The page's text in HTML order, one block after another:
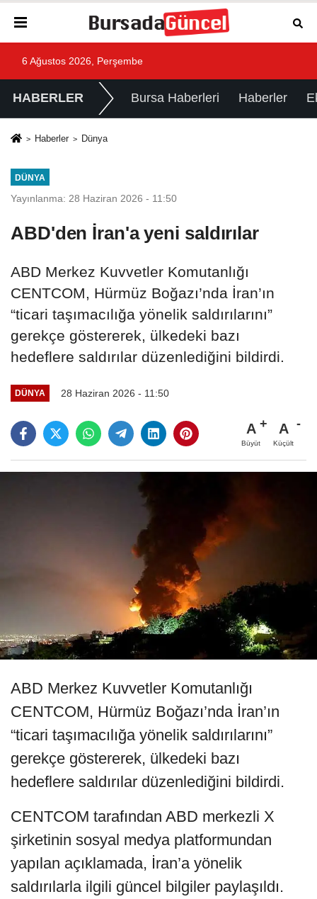
6 Ağustos 2026, Perşembe
HABERLER Bursa Haberleri Haberler
Haberler Dünya
DÜNYA
Yayınlanma: 28 Haziran 2026 - 11:50
ABD'den İran'a yeni saldırılar
ABD Merkez Kuvvetler Komutanlığı
CENTCOM, Hürmüz Boğazı’nda İran’ın
“ticari taşımacılığa yönelik saldırılarını”
gerekçe göstererek, ülkedeki bazı
hedeflere saldırılar düzenlediğini bildirdi.
DÜNYA 28 Haziran 2026 - 11:50
A
Büyüt
A
Küçült
ABD Merkez Kuvvetler Komutanlığı
CENTCOM, Hürmüz Boğazı’nda İran’ın
“ticari taşımacılığa yönelik saldırılarını”
gerekçe göstererek, ülkedeki bazı
hedeflere saldırılar düzenlediğini bildirdi.
CENTCOM tarafından ABD merkezli X
şirketinin sosyal medya platformundan
yapılan açıklamada, İran’a yönelik
saldırılarla ilgili güncel bilgiler paylaşıldı.